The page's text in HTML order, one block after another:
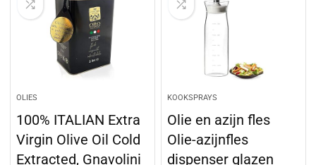
OLIES
100% ITALIAN Extra
Virgin Olive Oil Cold
Extracted, Gnavolini
KOOKSPRAYS
Olie en azijn fles
Olie-azijnfles
dispenser glazen